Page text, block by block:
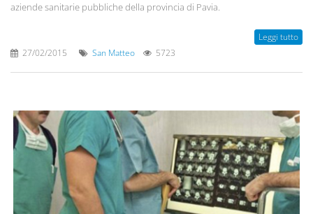
aziende sanitarie pubbliche della provincia di Pavia.
Leggi tutto
27/02/2015 San Matteo 5723